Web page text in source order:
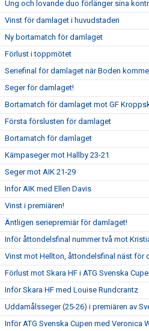
Ung och lovande duo förlänger sina
Vinst för damlaget i huvudstaden
Ny bortamatch för damlaget
Förlust i toppmötet
Seriefinal för damlaget när Boden
Seger för damlaget!
Bortamatch för damlaget mot GF
Första förslusten för damlaget
Bortamatch för damlaget
Kämpaseger mot Hallby 23-21
Seger mot AIK 21-29
Inför AIK med Ellen Davis
Vinst i premiären!
Äntligen seriepremiär för damlaget!
Inför åttondelsfinal nummer två mot
Vinst mot Hellton, åttondelsfinal näst för
Förlust mot Skara HF i ATG Svenska
Inför Skara HF med Louise Rundcrantz
Uddamålsseger (25-26) i premiären av
Inför ATG Svenska Cupen med Veronica